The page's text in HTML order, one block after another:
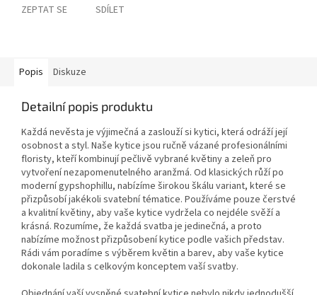
ZEPTAT SE SDÍLET
Popis Diskuze
Detailní popis produktu
Každá nevěsta je výjimečná a zaslouží si kytici, která odráží její
osobnost a styl. Naše kytice jsou ručně vázané profesionálními
floristy, kteří kombinují pečlivě vybrané květiny a zeleň pro
vytvoření nezapomenutelného aranžmá. Od klasických růží po
moderní gypshophillu, nabízíme širokou škálu variant, které se
přizpůsobí jakékoli svatební tématice. Používáme pouze čerstvé
a kvalitní květiny, aby vaše kytice vydržela co nejdéle svěží a
krásná. Rozumíme, že každá svatba je jedinečná, a proto
nabízíme možnost přizpůsobení kytice podle vašich představ.
Rádi vám poradíme s výběrem květin a barev, aby vaše kytice
dokonale ladila s celkovým konceptem vaší svatby.